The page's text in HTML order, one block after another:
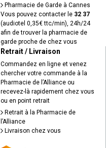
Pharmacie de Garde à Cannes
Vous pouvez contacter le 32 37
(audiotel 0,35€ ttc/min), 24h/24
afin de trouver la pharmacie de
garde proche de chez vous
Retrait / Livraison
Commandez en ligne et venez
chercher votre commande à la
Pharmacie de l’Alliance ou
recevez-là rapidement chez vous
ou en point retrait
Retrait à la Pharmacie de
l’Alliance
Livraison chez vous